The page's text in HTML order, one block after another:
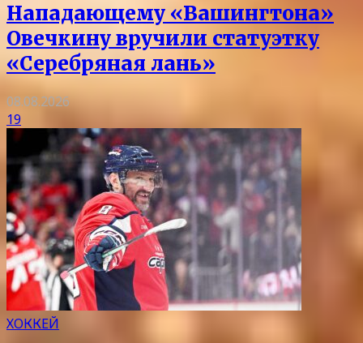
Нападающему «Вашингтона»
Овечкину вручили статуэтку
«Серебряная лань»
08.08.2026
19
ХОККЕЙ